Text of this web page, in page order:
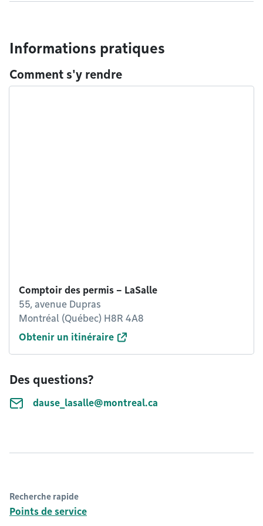
Informations pratiques
Comment s'y rendre
Comptoir des permis – LaSalle
55, avenue Dupras
Montréal (Québec) H8R 4A8
Obtenir un itinéraire
Des questions?
dause_lasalle@montreal.ca
Recherche rapide
Points de service